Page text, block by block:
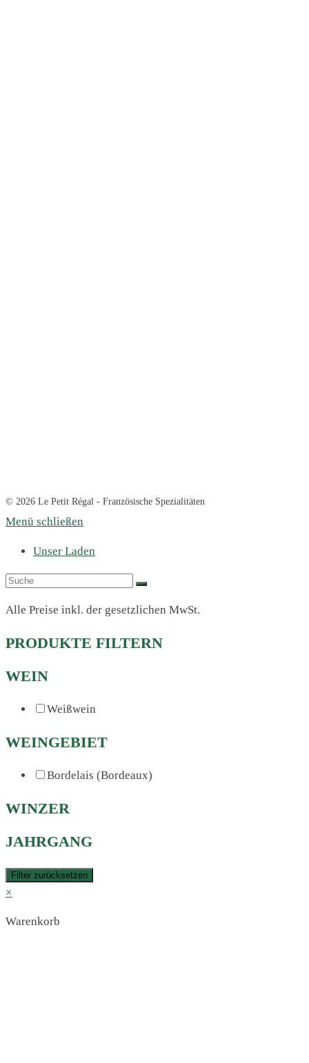
© 2026 Le Petit Régal - Französische Spezialitäten
Menü schließen
Unser Laden
Alle Preise inkl. der gesetzlichen MwSt.
PRODUKTE FILTERN
WEIN
Weißwein
WEINGEBIET
Bordelais (Bordeaux)
WINZER
JAHRGANG
Filter zurücksetzen
×
Warenkorb